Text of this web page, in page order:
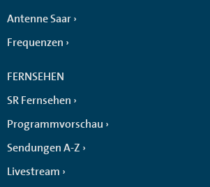
Antenne Saar
Frequenzen
FERNSEHEN
SR Fernsehen
Programmvorschau
Sendungen A-Z
Livestream